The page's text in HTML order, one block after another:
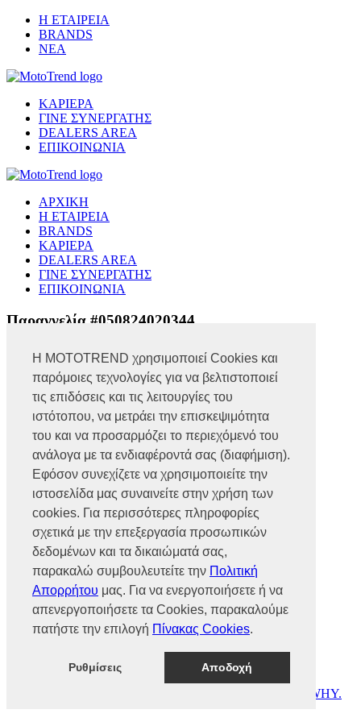
Η MOTOTREND χρησιμοποιεί Cookies και
παρόμοιες τεχνολογίες για να βελτιστοποιεί
τις επιδόσεις και τις λειτουργίες του
ιστότοπου, να μετράει την επισκεψιμότητα
του και να προσαρμόζει το περιεχόμενό του
ανάλογα με τα ενδιαφέροντά σας (διαφήμιση).
Εφόσον συνεχίζετε να χρησιμοποιείτε την
ιστοσελίδα μας συναινείτε στην χρήση των
cookies. Για περισσότερες πληροφορίες
σχετικά με την επεξεργασία προσωπικών
δεδομένων και τα δικαιώματά σας,
παρακαλώ συμβουλευτείτε την Πολιτική
Απορρήτου μας. Για να ενεργοποιήσετε ή να
απενεργοποιήσετε τα Cookies, παρακαλούμε
πατήστε την επιλογή Πίνακας Cookies.
Ρυθμίσεις Αποδοχή
Η ΕΤΑΙΡΕΙΑ
BRANDS
ΝΕΑ
ΚΑΡΙΕΡΑ
ΓΙΝΕ ΣΥΝΕΡΓΑΤΗΣ
DEALERS AREA
ΕΠΙΚΟΙΝΩΝΙΑ
ΑΡΧΙΚΗ
Η ΕΤΑΙΡΕΙΑ
BRANDS
ΚΑΡΙΕΡΑ
DEALERS AREA
ΓΙΝΕ ΣΥΝΕΡΓΑΤΗΣ
ΕΠΙΚΟΙΝΩΝΙΑ
Παραγγελία #050824020344
Βρυούλων 56, Ν. Φιλαδέλφεια,
14341, Αθήνα
Αρ. Γ.Ε.ΜΗ 002466101000
2102585991
Φαξ.:2102585993
Ε-mail:info@mototrend.gr
Μάθετε Περισσότερα
Η Εταιρεία
Brands
Νέα
Οικονομικά στοιχεία
Υποστήριξη
Επικοινωνία
Γίνε συνεργάτης
Dealers Area
Πολιτική cookies
WHY.